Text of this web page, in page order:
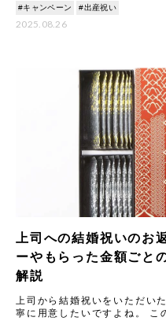
にな
#キャンペーン #出産祝い
2025.08.26
上司への結婚祝いのお
ーやもらった金額ごと
解説
上司から結婚祝いをいただい
寧に用意したいですよね。 こ